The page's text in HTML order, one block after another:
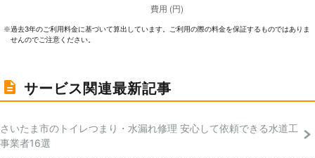
※過去3年のご利⽤料⾦に基づいて算出しています。ご利⽤の際の料⾦を保証するものではありま
せんのでご注意ください。
サービス関連最新記事
さいたま市のトイレつまり・水漏れ修理 安心して依頼できる水道工
事業者16選